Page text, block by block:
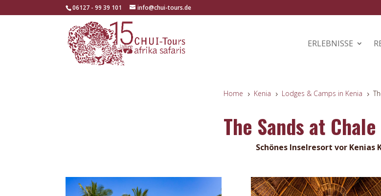
06127 - 99 39 101 info@chui-tours.de
ERLEBNISSE
Home 5 Kenia 5 Lodges & Camps in Kenia 5
The Sands at
Schönes Inselresort vor Kenias